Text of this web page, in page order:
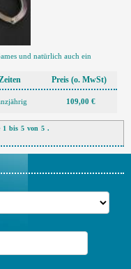
und natürlich auch ein
Zeiten Preis (o. MwSt)
109,00 €
1 bis 5 von 5 .